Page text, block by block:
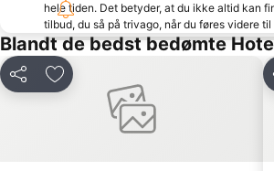
hele tiden. Det betyder, at du ikke altid kan
tilbud, du så på trivago, når du føres videre
Blandt de bedst bedømte
Del Føj til favoritter